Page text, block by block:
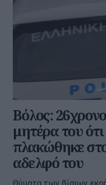
Βόλος:
μητέρα του
πλακώθηκε
αδελφό του